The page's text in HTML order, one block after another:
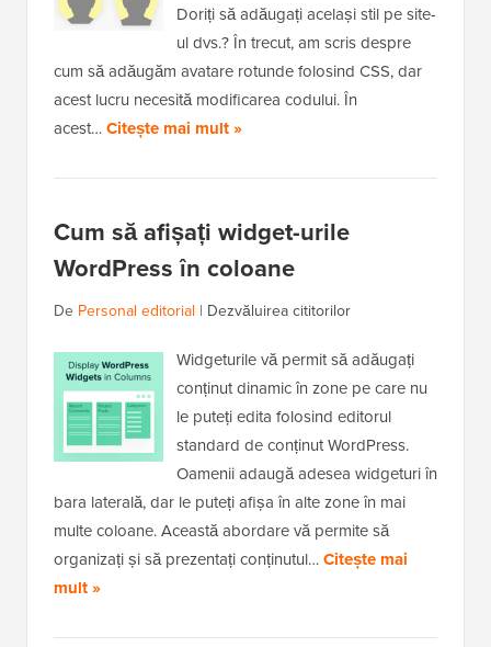
Doriți să adăugați același stil pe site-
ul dvs.? În trecut, am scris despre
cum să adăugăm avatare rotunde folosind CSS, dar
acest lucru necesită modificarea codului. În
acest…Citește mai mult »
Cum să afișați widget-urile
WordPress în coloane
De Personal editorial | Dezvăluirea cititorilor
Widgeturile vă permit să adăugați
conținut dinamic în zone pe care nu
le puteți edita folosind editorul
standard de conținut WordPress.
Oamenii adaugă adesea widgeturi în
bara laterală, dar le puteți afișa în alte zone în mai
multe coloane. Această abordare vă permite să
organizați și să prezentați conținutul…Citește mai
mult »